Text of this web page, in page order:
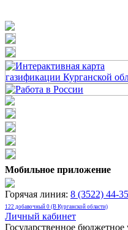
Мобильное приложение
Горячая линия: 8 (3522) 44-
122 добавочный 0 (В Курганской области)
Личный кабинет
Государственное